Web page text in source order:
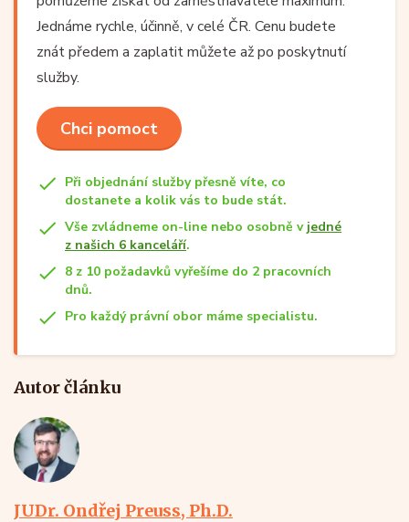
Jednáme rychle, účinně, v celé ČR. Cenu budete
znát předem a zaplatit můžete až po poskytnutí
služby.
Chci pomoct
Při objednání služby přesně víte, co
dostanete a kolik vás to bude stát.
Vše zvládneme on-line nebo osobně v jedné
z našich 6 kanceláří.
8 z 10 požadavků vyřešíme do 2 pracovních
dnů.
Pro každý právní obor máme specialistu.
Autor článku
JUDr. Ondřej Preuss, Ph.D.